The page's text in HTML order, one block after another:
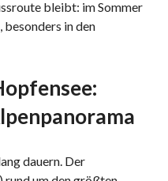
bleibt: im Sommer
in den
dauern. Der